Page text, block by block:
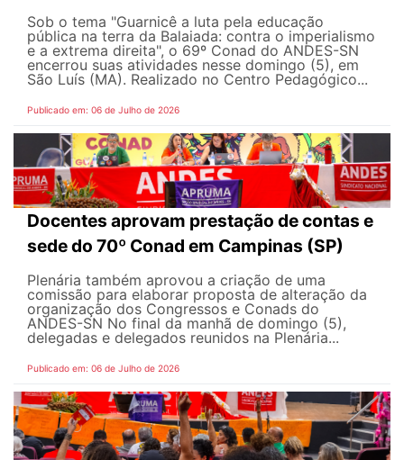
Sob o tema "Guarnicê a luta pela educação
pública na terra da Balaiada: contra o imperialismo
e a extrema direita", o 69º Conad do ANDES-SN
encerrou suas atividades nesse domingo (5), em
São Luís (MA). Realizado no Centro Pedagógico...
Publicado em: 06 de Julho de 2026
Docentes aprovam prestação de contas e
sede do 70º Conad em Campinas (SP)
Plenária também aprovou a criação de uma
comissão para elaborar proposta de alteração da
organização dos Congressos e Conads do
ANDES-SN No final da manhã de domingo (5),
delegadas e delegados reunidos na Plenária...
Publicado em: 06 de Julho de 2026